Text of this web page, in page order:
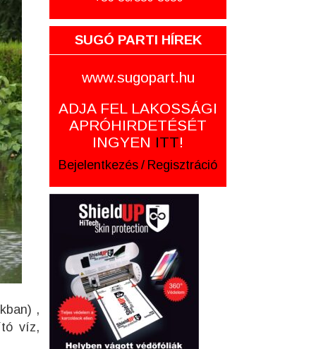
,
víz,
SUGÓ PARTI HÍREK
www.sugopart.hu
ADJA FEL LAKOSSÁGI
APRÓHIRDETÉSÉT
INGYEN ITT!
Bejelentkezés / Regisztráció